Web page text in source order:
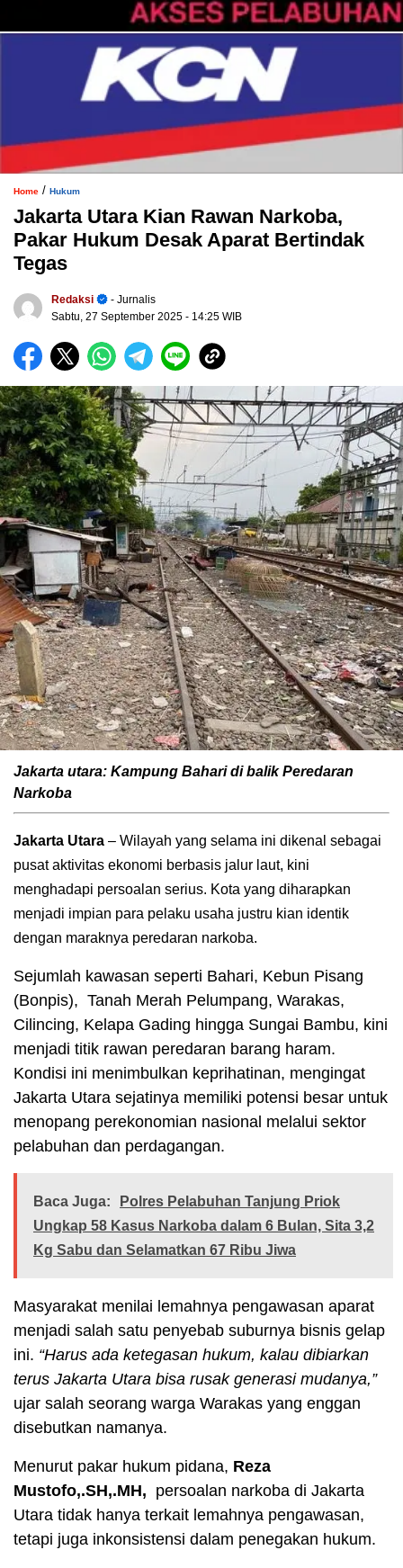
Home / Hukum
Jakarta Utara Kian Rawan Narkoba,
Pakar Hukum Desak Aparat Bertindak
Tegas
Redaksi
- Jurnalis
Sabtu, 27 September 2025 - 14:25 WIB
Jakarta utara: Kampung Bahari di balik Peredaran
Narkoba
Jakarta Utara – Wilayah yang selama ini dikenal sebagai
pusat aktivitas ekonomi berbasis jalur laut, kini
menghadapi persoalan serius. Kota yang diharapkan
menjadi impian para pelaku usaha justru kian identik
dengan maraknya peredaran narkoba.
Sejumlah kawasan seperti Bahari, Kebun Pisang
(Bonpis), Tanah Merah Pelumpang, Warakas,
Cilincing, Kelapa Gading hingga Sungai Bambu, kini
menjadi titik rawan peredaran barang haram.
Kondisi ini menimbulkan keprihatinan, mengingat
Jakarta Utara sejatinya memiliki potensi besar untuk
menopang perekonomian nasional melalui sektor
pelabuhan dan perdagangan.
Baca Juga:
Polres Pelabuhan Tanjung Priok
Ungkap 58 Kasus Narkoba dalam 6 Bulan, Sita 3,2
Kg Sabu dan Selamatkan 67 Ribu Jiwa
Masyarakat menilai lemahnya pengawasan aparat
menjadi salah satu penyebab suburnya bisnis gelap
ini. “Harus ada ketegasan hukum, kalau dibiarkan
terus Jakarta Utara bisa rusak generasi mudanya,”
ujar salah seorang warga Warakas yang enggan
disebutkan namanya.
Menurut pakar hukum pidana, Reza
Mustofo,.SH,.MH, persoalan narkoba di Jakarta
Utara tidak hanya terkait lemahnya pengawasan,
tetapi juga inkonsistensi dalam penegakan hukum.